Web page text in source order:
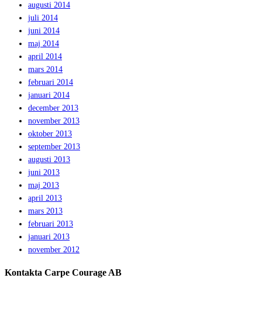
augusti 2014
juli 2014
juni 2014
maj 2014
april 2014
mars 2014
februari 2014
januari 2014
december 2013
november 2013
oktober 2013
september 2013
augusti 2013
juni 2013
maj 2013
april 2013
mars 2013
februari 2013
januari 2013
november 2012
Kontakta Carpe Courage AB